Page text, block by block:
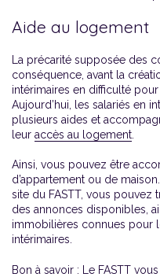
Aide au logement
La précarité supposée des
conséquence, avant la
intérimaires en difficulté
Aujourd’hui, les salariés en
plusieurs aides et
leur accès au logement
Ainsi, vous pouvez être
d’appartement ou de
site du FASTT, vous
des annonces disponibles,
immobilières connues pour
intérimaires.
Bon à savoir : Le FASTT